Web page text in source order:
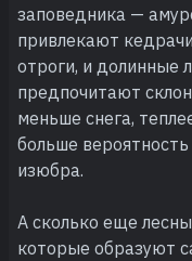
заповедника —
привлекают
отроги, и долинные
предпочитают
меньше снега,
больше
изюбра.
А сколько еще
которые образуют